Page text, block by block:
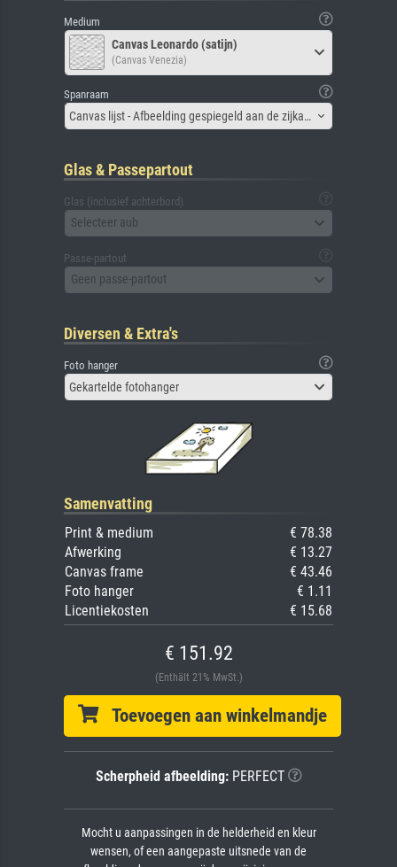
Medium
Canvas Leonardo (satijn)
(Canvas Venezia)
Spanraam
Canvas lijst - Afbeelding gespiegeld aan de zijkant
Glas & Passepartout
Glas (inclusief achterbord)
Selecteer aub
Passe-partout
Geen passe-partout
Diversen & Extra's
Foto hanger
Gekartelde fotohanger
Samenvatting
Print & medium
€ 78.38
Afwerking
€ 13.27
Canvas frame
€ 43.46
Foto hanger
€ 1.11
Licentiekosten
€ 15.68
€ 151.92
(Enthält 21% MwSt.)
Toevoegen aan winkelmandje
Scherpheid afbeelding:PERFECT
Mocht u aanpassingen in de helderheid en kleur
wensen, of een aangepaste uitsnede van de